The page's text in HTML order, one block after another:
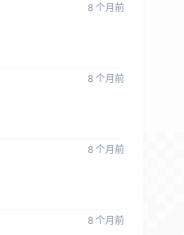
8 个月前
8 个月前
8 个月前
8 个月前